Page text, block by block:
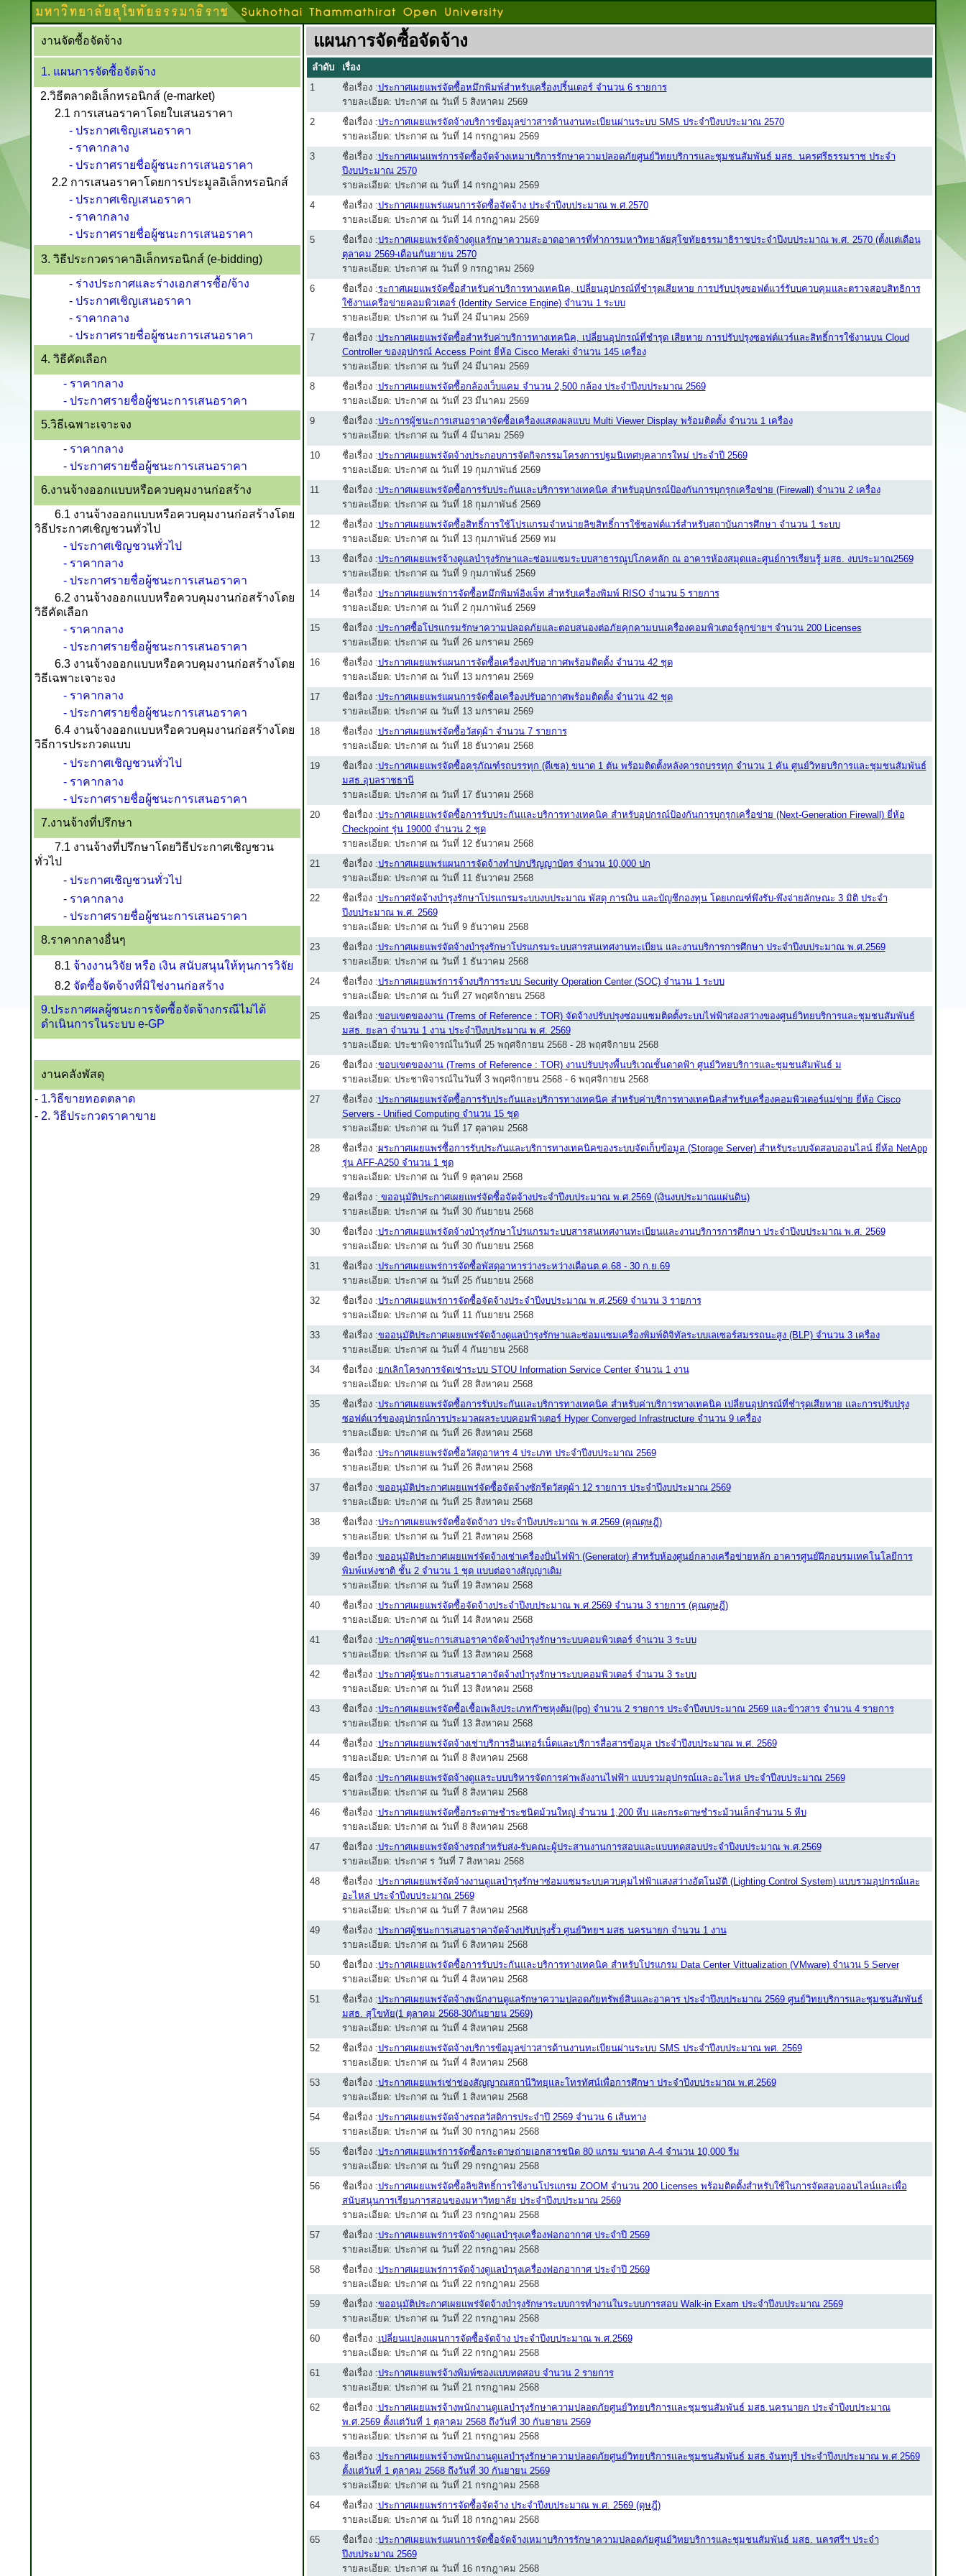
งานจัดซื้อจัดจ้าง
1. แผนการจัดซื้อจัดจ้าง
2.วิธีตลาดอิเล็กทรอนิกส์ (e-market)
2.1 การเสนอราคาโดยใบเสนอราคา
- ประกาศเชิญเสนอราคา
- ราคากลาง
- ประกาศรายชื่อผู้ชนะการเสนอราคา
2.2 การเสนอราคาโดยการประมูลอิเล็กทรอนิกส์
- ประกาศเชิญเสนอราคา
- ราคากลาง
- ประกาศรายชื่อผู้ชนะการเสนอราคา
3. วิธีประกวดราคาอิเล็กทรอนิกส์ (e-bidding)
- ร่างประกาศและร่างเอกสารซื้อ/จ้าง
- ประกาศเชิญเสนอราคา
- ราคากลาง
- ประกาศรายชื่อผู้ชนะการเสนอราคา
4. วิธีคัดเลือก
- ราคากลาง
- ประกาศรายชื่อผู้ชนะการเสนอราคา
5.วิธีเฉพาะเจาะจง
- ราคากลาง
- ประกาศรายชื่อผู้ชนะการเสนอราคา
6.งานจ้างออกแบบหรือควบคุมงานก่อสร้าง
6.1 งานจ้างออกแบบหรือควบคุมงานก่อสร้างโดย
วิธีประกาศเชิญชวนทั่วไป
- ประกาศเชิญชวนทั่วไป
- ราคากลาง
- ประกาศรายชื่อผู้ชนะการเสนอราคา
6.2 งานจ้างออกแบบหรือควบคุมงานก่อสร้างโดย
วิธีคัดเลือก
- ราคากลาง
- ประกาศรายชื่อผู้ชนะการเสนอราคา
6.3 งานจ้างออกแบบหรือควบคุมงานก่อสร้างโดย
วิธีเฉพาะเจาะจง
- ราคากลาง
- ประกาศรายชื่อผู้ชนะการเสนอราคา
6.4 งานจ้างออกแบบหรือควบคุมงานก่อสร้างโดย
วิธีการประกวดแบบ
- ประกาศเชิญชวนทั่วไป
- ราคากลาง
- ประกาศรายชื่อผู้ชนะการเสนอราคา
7.งานจ้างที่ปรึกษา
7.1 งานจ้างที่ปรึกษาโดยวิธีประกาศเชิญชวน
ทั่วไป
- ประกาศเชิญชวนทั่วไป
- ราคากลาง
- ประกาศรายชื่อผู้ชนะการเสนอราคา
8.ราคากลางอื่นๆ
8.1 จ้างงานวิจัย หรือ เงิน สนับสนุนให้ทุนการวิจัย
8.2 จัดซื้อจัดจ้างที่มิใช่งานก่อสร้าง
9.ประกาศผลผู้ชนะการจัดซื้อจัดจ้างกรณีไม่ได้
ดำเนินการในระบบ e-GP
งานคลังพัสดุ
- 1.วิธีขายทอดตลาด
- 2. วิธีประกวดราคาขาย
แผนการจัดซื้อจัดจ้าง
ลำดับ
เรื่อง
1
ชื่อเรื่อง :ประกาศเผยแพร่จัดซื้อหมึกพิมพ์สำหรับเครื่องปริ้นเตอร์ จำนวน 6 รายการ
รายละเอียด: ประกาศ ณ วันที่ 5 สิงหาคม 2569
2
ชื่อเรื่อง :ประกาศเผยแพร่จัดจ้างบริการข้อมูลข่าวสารด้านงานทะเบียนผ่านระบบ SMS ประจำปีงบประมาณ 2570
รายละเอียด: ประกาศ ณ วันที่ 14 กรกฎาคม 2569
3
ชื่อเรื่อง :ประกาศเผนแพร่การจัดซื้อจัดจ้างเหมาบริการรักษาความปลอดภัยศูนย์วิทยบริการและชุมชนสัมพันธ์ มสธ. นครศรีธรรมราช ประจำ
ปีงบประมาณ 2570
รายละเอียด: ประกาศ ณ วันที่ 14 กรกฎาคม 2569
4
ชื่อเรื่อง :ประกาศเผยแพร่แผนการจัดซื้อจัดจ้าง ประจำปีงบประมาณ พ.ศ.2570
รายละเอียด: ประกาศ ณ วันที่ 14 กรกฎาคม 2569
5
ชื่อเรื่อง :ประกาศเผยแพร่จัดจ้างดูแลรักษาความสะอาดอาคารที่ทำการมหาวิทยาลัยสุโขทัยธรรมาธิราชประจำปีงบประมาณ พ.ศ. 2570 (ตั้งแต่เดือน
ตุลาคม 2569-เดือนกันยายน 2570
รายละเอียด: ประกาศ ณ วันที่ 9 กรกฎาคม 2569
6
ชื่อเรื่อง :ระกาศเผยแพร่จัดซื้อสำหรับค่าบริการทางเทคนิค, เปลี่ยนอุปกรณ์ที่ชำรุดเสียหาย การปรับปรุงซอฟต์แวร์รับบควบคุมและตรวจสอบสิทธิการ
ใช้งานเครือข่ายคอมพิวเตอร์ (Identity Service Engine) จำนวน 1 ระบบ
รายละเอียด: ประกาศ ณ วันที่ 24 มีนาคม 2569
7
ชื่อเรื่อง :ประกาศเผยแพร่จัดซื้อสำหรับค่าบริการทางเทคนิค, เปลี่ยนอุปกรณ์ที่ชำรุด เสียหาย การปรับปรุงซอฟต์แวร์และสิทธิ์การใช้งานบน Cloud
Controller ของอุปกรณ์ Access Point ยี่ห้อ Cisco Meraki จำนวน 145 เครื่อง
รายละเอียด: ประกาศ ณ วันที่ 24 มีนาคม 2569
8
ชื่อเรื่อง :ประกาศเผยแพร่จัดซื้อกล้องเว็บเเคม จำนวน 2,500 กล้อง ประจำปีงบประมาณ 2569
รายละเอียด: ประกาศ ณ วันที่ 23 มีนาคม 2569
9
ชื่อเรื่อง :ประการผู้ชนะการเสนอราคาจัดซื้อเครื่องแสดงผลแบบ Multi Viewer Display พร้อมติดตั้ง จำนวน 1 เครื่อง
รายละเอียด: ประกาศ ณ วันที่ 4 มีนาคม 2569
10
ชื่อเรื่อง :ประกาศเผยแพร่จัดจ้างประกอบการจัดกิจกรรมโครงการปฐมนิเทศบุคลากรใหม่ ประจำปี 2569
รายละเอียด: ประกาศ ณ วันที่ 19 กุมภาพันธ์ 2569
11
ชื่อเรื่อง :ประกาศเผยแพร่จัดซื้อการรับประกันและบริการทางเทคนิค สำหรับอุปกรณ์ป้องกันการบุกรุกเครือข่าย (Firewall) จำนวน 2 เครื่อง
รายละเอียด: ประกาศ ณ วันที่ 18 กุมภาพันธ์ 2569
12
ชื่อเรื่อง :ประกาศเผยแพร่จัดซื้อสิทธิ์การใช้โปรแกรมจำหน่ายลิขสิทธิ์การใช้ซอฟต์แวร์สำหรับสถาบันการศึกษา จำนวน 1 ระบบ
รายละเอียด: ประกาศ ณ วันที่ 13 กุมภาพันธ์ 2569 ทม
13
ชื่อเรื่อง :ประกาศเผยแพร่จ้างดูแลบำรุงรักษาและซ่อมแซมระบบสาธารณูปโภคหลัก ณ อาคารห้องสมุดและศูนย์การเรียนรู้ มสธ. งบประมาณ2569
รายละเอียด: ประกาศ ณ วันที่ 9 กุมภาพันธ์ 2569
14
ชื่อเรื่อง :ประกาศเผยแพร่การจัดซื้อหมึกพิมพ์อิงเจ็ท สำหรับเครื่องพิมพ์ RISO จำนวน 5 รายการ
รายละเอียด: ประกาศ ณ วันที่ 2 กุมภาพันธ์ 2569
15
ชื่อเรื่อง :ประกาศซื้อโปรแกรมรักษาความปลอดภัยและตอบสนองต่อภัยคุกคามบนเครื่องคอมพิวเตอร์ลูกข่ายฯ จำนวน 200 Licenses
รายละเอียด: ประกาศ ณ วันที่ 26 มกราคม 2569
16
ชื่อเรื่อง :ประกาศเผยแพร่แผนการจัดซื้อเครื่องปรับอากาศพร้อมติดตั้ง จำนวน 42 ชุด
รายละเอียด: ประกาศ ณ วันที่ 13 มกราคม 2569
17
ชื่อเรื่อง :ประกาศเผยแพร่แผนการจัดซื้อเครื่องปรับอากาศพร้อมติดตั้ง จำนวน 42 ชุด
รายละเอียด: ประกาศ ณ วันที่ 13 มกราคม 2569
18
ชื่อเรื่อง :ประกาศเผยแพร่จัดซื้อวัสดุผ้า จำนวน 7 รายการ
รายละเอียด: ประกาศ ณ วันที่ 18 ธันวาคม 2568
19
ชื่อเรื่อง :ประกาศเผยแพร่จัดซื้อครุภัณฑ์รถบรรทุก (ดีเซล) ขนาด 1 ตัน พร้อมติดตั้งหลังคารถบรรทุก จำนวน 1 คัน ศูนย์วิทยบริการและชุมชนสัมพันธ์
มสธ.อุบลราชธานี
รายละเอียด: ประกาศ ณ วันที่ 17 ธันวาคม 2568
20
ชื่อเรื่อง :ประกาศเผยแพร่จัดซื้อการรับประกันและบริการทางเทคนิค สำหรับอุปกรณ์ป้องกันการบุกรุกเครื่อข่าย (Next-Generation Firewall) ยี่ห้อ
Checkpoint รุ่น 19000 จำนวน 2 ชุด
รายละเอียด: ประกาศ ณ วันที่ 12 ธันวาคม 2568
21
ชื่อเรื่อง :ประกาศเผยแพร่แผนการจัดจ้างทำปกปริญญาบัตร จำนวน 10,000 ปก
รายละเอียด: ประกาศ ณ วันที่ 11 ธันวาคม 2568
22
ชื่อเรื่อง :ประกาศจัดจ้างบำรุงรักษาโปรแกรมระบบงบประมาณ พัสดุ การเงิน และบัญชีกองทุน โดยเกณฑ์พึงรับ-พึงจ่ายลักษณะ 3 มิติ ประจำ
ปีงบประมาณ พ.ศ. 2569
รายละเอียด: ประกาศ ณ วันที่ 9 ธันวาคม 2568
23
ชื่อเรื่อง :ประกาศเผยแพร่จัดจ้างบำรุงรักษาโปรแกรมระบบสารสนเทศงานทะเบียน และงานบริการการศึกษา ประจำปีงบประมาณ พ.ศ.2569
รายละเอียด: ประกาศ ณ วันที่ 1 ธันวาคม 2568
24
ชื่อเรื่อง :ประกาศเผยแพร่การจ้างบริการระบบ Security Operation Center (SOC) จำนวน 1 ระบบ
รายละเอียด: ประกาศ ณ วันที่ 27 พฤศจิกายน 2568
25
ชื่อเรื่อง :ขอบเขตของงาน (Trems of Reference : TOR) จัดจ้างปรับปรุงซ่อมแซมติดตั้งระบบไฟฟ้าส่องสว่างของศูนย์วิทยบริการและชุมชนสัมพันธ์
มสธ. ยะลา จำนวน 1 งาน ประจำปีงบประมาณ พ.ศ. 2569
รายละเอียด: ประชาพิจารณ์ในวันที่ 25 พฤศจิกายน 2568 - 28 พฤศจิกายน 2568
26
ชื่อเรื่อง :ขอบเขตของงาน (Trems of Reference : TOR) งานปรับปรุงพื้นบริเวณชั้นดาดฟ้า ศูนย์วิทยบริการและชุมชนสัมพันธ์ ม
รายละเอียด: ประชาพิจารณ์ในวันที่ 3 พฤศจิกายน 2568 - 6 พฤศจิกายน 2568
27
ชื่อเรื่อง :ประกาศเผยแพร่จัดซื้อการรับประกันและบริการทางเทคนิค สำหรับค่าบริการทางเทคนิคสำหรับเครื่องคอมพิวเตอร์แม่ข่าย ยี่ห้อ Cisco
Servers - Unified Computing จำนวน 15 ชุด
รายละเอียด: ประกาศ ณ วันที่ 17 ตุลาคม 2568
28
ชื่อเรื่อง :ผระกาศเผยแพร่ซื้อการรับประกันและบริการทางเทคนิคของระบบจัดเก็บข้อมูล (Storage Server) สำหรับระบบจัดสอบออนไลน์ ยี่ห้อ NetApp
รุ่น AFF-A250 จำนวน 1 ชุด
รายละเอียด: ประกาศ ณ วันที่ 9 ตุลาคม 2568
29
ชื่อเรื่อง : ขออนุมัติประกาศเผยแพร่จัดซื้อจัดจ้างประจำปีงบประมาณ พ.ศ.2569 (เงินงบประมาณแผ่นดิน)
รายละเอียด: ประกาศ ณ วันที่ 30 กันยายน 2568
30
ชื่อเรื่อง :ประกาศเผยแพร่จัดจ้างบำรุงรักษาโปรแกรมระบบสารสนเทศงานทะเบียนและงานบริการการศึกษา ประจำปีงบประมาณ พ.ศ. 2569
รายละเอียด: ประกาศ ณ วันที่ 30 กันยายน 2568
31
ชื่อเรื่อง :ประกาศเผยแพร่การจัดซื้อพัสดุอาหารว่างระหว่างเดือนต.ค.68 - 30 ก.ย.69
รายละเอียด: ประกาศ ณ วันที่ 25 กันยายน 2568
32
ชื่อเรื่อง :ประกาศเผยแพร่การจัดซื้อจัดจ้างประจำปีงบประมาณ พ.ศ.2569 จำนวน 3 รายการ
รายละเอียด: ประกาศ ณ วันที่ 11 กันยายน 2568
33
ชื่อเรื่อง :ขออนุมัติประกาศเผยแพร่จัดจ้างดูแลบำรุงรักษาและซ่อมแซมเครื่องพิมพ์ดิจิทัลระบบเลเซอร์สมรรถนะสูง (BLP) จำนวน 3 เครื่อง
รายละเอียด: ประกาศ ณ วันที่ 4 กันยายน 2568
34
ชื่อเรื่อง :ยกเลิกโครงการจัดเช่าระบบ STOU Information Service Center จำนวน 1 งาน
รายละเอียด: ประกาศ ณ วันที่ 28 สิงหาคม 2568
35
ชื่อเรื่อง :ประกาศเผยแพร่จัดซื้อการรับประกันและบริการทางเทคนิค สำหรับค่าบริการทางเทคนิค เปลี่ยนอุปกรณ์ที่ชำรุดเสียหาย และการปรับปรุง
ซอฟต์แวร์ของอุปกรณ์การประมวลผลระบบคอมพิวเตอร์ Hyper Converged Infrastructure จำนวน 9 เครื่อง
รายละเอียด: ประกาศ ณ วันที่ 26 สิงหาคม 2568
36
ชื่อเรื่อง :ประกาศเผยแพร่จัดซื้อวัสดุอาหาร 4 ประเภท ประจำปีงบประมาณ 2569
รายละเอียด: ประกาศ ณ วันที่ 26 สิงหาคม 2568
37
ชื่อเรื่อง :ขออนุมัติประกาศเผยแพร่จัดซื้อจัดจ้างซักรีดวัสดุผ้า 12 รายการ ประจำปีงบประมาณ 2569
รายละเอียด: ประกาศ ณ วันที่ 25 สิงหาคม 2568
38
ชื่อเรื่อง :ประกาศเผยแพร่จัดซื้อจัดจ้างว ประจำปีงบประมาณ พ.ศ.2569 (คุณดุษฎี)
รายละเอียด: ประกาศ ณ วันที่ 21 สิงหาคม 2568
39
ชื่อเรื่อง :ขออนุมัติประกาศเผยแพร่จัดจ้างเช่าเครื่องปั่นไฟฟ้า (Generator) สำหรับห้องศูนย์กลางเครือข่ายหลัก อาคารศูนย์ฝึกอบรมเทคโนโลยีการ
พิมพ์แห่งชาติ ชั้น 2 จำนวน 1 ชุด แบบต่อจางสัญญาเดิม
รายละเอียด: ประกาศ ณ วันที่ 19 สิงหาคม 2568
40
ชื่อเรื่อง :ประกาศเผยแพร่จัดซื้อจัดจ้างประจำปีงบประมาณ พ.ศ.2569 จำนวน 3 รายการ (คุณดุษฎี)
รายละเอียด: ประกาศ ณ วันที่ 14 สิงหาคม 2568
41
ชื่อเรื่อง :ประกาศผู้ชนะการเสนอราคาจัดจ้างบำรุงรักษาระบบคอมพิวเตอร์ จำนวน 3 ระบบ
รายละเอียด: ประกาศ ณ วันที่ 13 สิงหาคม 2568
42
ชื่อเรื่อง :ประกาศผู้ชนะการเสนอราคาจัดจ้างบำรุงรักษาระบบคอมพิวเตอร์ จำนวน 3 ระบบ
รายละเอียด: ประกาศ ณ วันที่ 13 สิงหาคม 2568
43
ชื่อเรื่อง :ประกาศเผยแพร่จัดซื้อเชื้อเพลิงประเภทก๊าซหุงต้ม(lpg) จำนวน 2 รายการ ประจำปีงบประมาณ 2569 และข้าวสาร จำนวน 4 รายการ
รายละเอียด: ประกาศ ณ วันที่ 13 สิงหาคม 2568
44
ชื่อเรื่อง :ประกาศเผยแพร่จัดจ้างเช่าบริการอินเทอร์เน็ตและบริการสื่อสารข้อมูล ประจำปีงบประมาณ พ.ศ. 2569
รายละเอียด: ประกาศ ณ วันที่ 8 สิงหาคม 2568
45
ชื่อเรื่อง :ประกาศเผยแพร่จัดจ้างดูแลระบบบริหารจัดการค่าพลังงานไฟฟ้า แบบรวมอุปกรณ์และอะไหล่ ประจำปีงบประมาณ 2569
รายละเอียด: ประกาศ ณ วันที่ 8 สิงหาคม 2568
46
ชื่อเรื่อง :ประกาศเผยแพร่จัดซื้อกระดาษชำระชนิดม้วนใหญ่ จำนวน 1,200 หีบ และกระดาษชำระม้วนเล็กจำนวน 5 หีบ
รายละเอียด: ประกาศ ณ วันที่ 8 สิงหาคม 2568
47
ชื่อเรื่อง :ประกาศเผยแพร่จัดจ้างรถสำหรับส่ง-รับคณะผู้ประสานงานการสอบและแบบทดสอบประจำปีงบประมาณ พ.ศ.2569
รายละเอียด: ประกาศ ร วันที่ 7 สิงหาคม 2568
48
ชื่อเรื่อง :ประกาศเผยแพร่จัดจ้างงานดูแลบำรุงรักษาซ่อมแซมระบบควบคุมไฟฟ้าแสงสว่างอัตโนมัติ (Lighting Control System) แบบรวมอุปกรณ์และ
อะไหล่ ประจำปีงบประมาณ 2569
รายละเอียด: ประกาศ ณ วันที่ 7 สิงหาคม 2568
49
ชื่อเรื่อง :ประกาศผู้ชนะการเสนอราคาจัดจ้างปรับปรุงรั้ว ศูนย์วิทยฯ มสธ นครนายก จำนวน 1 งาน
รายละเอียด: ประกาศ ณ วันที่ 6 สิงหาคม 2568
50
ชื่อเรื่อง :ประกาศเผยแพร่จัดซื้อการรับประกันและบริการทางเทคนิค สำหรับโปรแกรม Data Center Vittualization (VMware) จำนวน 5 Server
รายละเอียด: ประกาศ ณ วันที่ 4 สิงหาคม 2568
51
ชื่อเรื่อง :ประกาศเผยแพร่จัดจ้างพนักงานดูแลรักษาความปลอดภัยทรัพย์สินและอาคาร ประจำปีงบประมาณ 2569 ศูนย์วิทยบริการและชุมชนสัมพันธ์
มสธ. สุโขทัย(1 ตุลาคม 2568-30กันยายน 2569)
รายละเอียด: ประกาศ ณ วันที่ 4 สิงหาคม 2568
52
ชื่อเรื่อง :ประกาศเผยแพร่จัดจ้างบริการข้อมูลข่าวสารด้านงานทะเบียนผ่านระบบ SMS ประจำปีงบประมาณ พศ. 2569
รายละเอียด: ประกาศ ณ วันที่ 4 สิงหาคม 2568
53
ชื่อเรื่อง :ประกาศเผยแพร่เช่าช่องสัญญาณสถานีวิทยุและโทรทัศน์เพื่อการศึกษา ประจำปีงบประมาณ พ.ศ.2569
รายละเอียด: ประกาศ ณ วันที่ 1 สิงหาคม 2568
54
ชื่อเรื่อง :ประกาศเผยแพร่จัดจ้างรถสวัสดิการประจำปี 2569 จำนวน 6 เส้นทาง
รายละเอียด: ประกาศ ณ วันที่ 30 กรกฎาคม 2568
55
ชื่อเรื่อง :ประกาศเผยแพร่การจัดซื้อกระดาษถ่ายเอกสารชนิด 80 แกรม ขนาด A-4 จำนวน 10,000 รีม
รายละเอียด: ประกาศ ณ วันที่ 29 กรกฎาคม 2568
56
ชื่อเรื่อง :ประกาศเผยแพร่จัดซื้อลิขสิทธิ์การใช้งานโปรแกรม ZOOM จำนวน 200 Licenses พร้อมติดตั้งสำหรับใช้ในการจัดสอบออนไลน์และเพื่อ
สนับสนุนการเรียนการสอนของมหาวิทยาลัย ประจำปีงบประมาณ 2569
รายละเอียด: ประกาศ ณ วันที่ 23 กรกฎาคม 2568
57
ชื่อเรื่อง :ประกาศเผยแพร่การจัดจ้างดูแลบำรุงเครื่องฟอกอากาศ ประจำปี 2569
รายละเอียด: ประกาศ ณ วันที่ 22 กรกฎาคม 2568
58
ชื่อเรื่อง :ประกาศเผยแพร่การจัดจ้างดูแลบำรุงเครื่องฟอกอากาศ ประจำปี 2569
รายละเอียด: ประกาศ ณ วันที่ 22 กรกฎาคม 2568
59
ชื่อเรื่อง :ขออนุมัติประกาศเผยแพร่จัดจ้างบำรุงรักษาระบบการทำงานในระบบการสอบ Walk-in Exam ประจำปีงบประมาณ 2569
รายละเอียด: ประกาศ ณ วันที่ 22 กรกฎาคม 2568
60
ชื่อเรื่อง :เปลี่ยนแปลงแผนการจัดซื้อจัดจ้าง ประจำปีงบประมาณ พ.ศ.2569
รายละเอียด: ประกาศ ณ วันที่ 22 กรกฎาคม 2568
61
ชื่อเรื่อง :ประกาศเผยแพร่จ้างพิมพ์ซองแบบทดสอบ จำนวน 2 รายการ
รายละเอียด: ประกาศ ณ วันที่ 21 กรกฎาคม 2568
62
ชื่อเรื่อง :ประกาศเผยแพร่จ้างพนักงานดูแลบำรุงรักษาความปลอดภัยศูนย์วิทยบริการและชุมชนสัมพันธ์ มสธ.นครนายก ประจำปีงบประมาณ
พ.ศ.2569 ตั้งแต่วันที่ 1 ตุลาคม 2568 ถึงวันที่ 30 กันยายน 2569
รายละเอียด: ประกาศ ณ วันที่ 21 กรกฎาคม 2568
63
ชื่อเรื่อง :ประกาศเผยแพร่จ้างพนักงานดูแลบำรุงรักษาความปลอดภัยศูนย์วิทยบริการและชุมชนสัมพันธ์ มสธ.จันทบุรี ประจำปีงบประมาณ พ.ศ.2569
ตั้งแต่วันที่ 1 ตุลาคม 2568 ถึงวันที่ 30 กันยายน 2569
รายละเอียด: ประกาศ ณ วันที่ 21 กรกฎาคม 2568
64
ชื่อเรื่อง :ประกาศเผยแพร่การจัดซื้อจัดจ้าง ประจำปีงบประมาณ พ.ศ. 2569 (ดุษฎี)
รายละเอียด: ประกาศ ณ วันที่ 18 กรกฎาคม 2568
65
ชื่อเรื่อง :ประกาศเผยแพร่แผนการจัดซื้อจัดจ้างเหมาบริการรักษาความปลอดภัยศูนย์วิทยบริการและชุมชนสัมพันธ์ มสธ. นครศรีฯ ประจำ
ปีงบประมาณ 2569
รายละเอียด: ประกาศ ณ วันที่ 16 กรกฎาคม 2568